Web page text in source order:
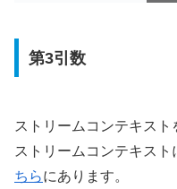
第3引数
ストリームコンテキスト
ストリームコンテキスト
ちらにあります。